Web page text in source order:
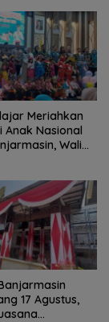
Meriahkan
Anak Nasional
Wali
17 Agustus,